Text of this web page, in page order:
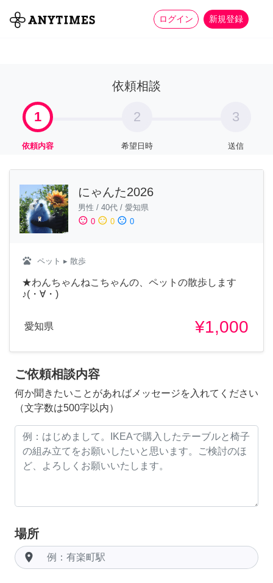
ログイン 新規登録
全て 家事 more_horiz
依頼相談
1
依頼内容
2
希望日時
3
送信
にゃんた2026
男性 / 40代 / 愛知県
sentiment_satisfied 0 sentiment_neutral 0 sentiment_dissatisfied 0
pets ペット ▸ 散歩
★わんちゃんねこちゃんの、ペットの散歩します
♪(・∀・)
愛知県 ¥1,000
ご依頼相談内容
何か聞きたいことがあればメッセージを入れてください
（文字数は500字以内）
場所
room